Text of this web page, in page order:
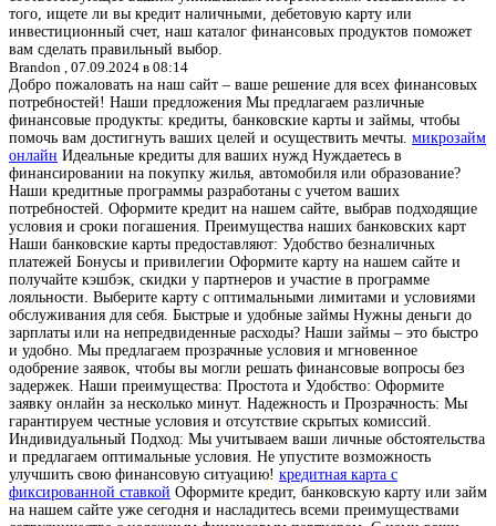
того, ищете ли вы кредит наличными, дебетовую карту или
инвестиционный счет, наш каталог финансовых продуктов поможет
вам сделать правильный выбор.
Brandon , 07.09.2024 в 08:14
Добро пожаловать на наш сайт – ваше решение для всех финансовых
потребностей! Наши предложения Мы предлагаем различные
финансовые продукты: кредиты, банковские карты и займы, чтобы
помочь вам достигнуть ваших целей и осуществить мечты. микрозайм
онлайн Идеальные кредиты для ваших нужд Нуждаетесь в
финансировании на покупку жилья, автомобиля или образование?
Наши кредитные программы разработаны с учетом ваших
потребностей. Оформите кредит на нашем сайте, выбрав подходящие
условия и сроки погашения. Преимущества наших банковских карт
Наши банковские карты предоставляют: Удобство безналичных
платежей Бонусы и привилегии Оформите карту на нашем сайте и
получайте кэшбэк, скидки у партнеров и участие в программе
лояльности. Выберите карту с оптимальными лимитами и условиями
обслуживания для себя. Быстрые и удобные займы Нужны деньги до
зарплаты или на непредвиденные расходы? Наши займы – это быстро
и удобно. Мы предлагаем прозрачные условия и мгновенное
одобрение заявок, чтобы вы могли решать финансовые вопросы без
задержек. Наши преимущества: Простота и Удобство: Оформите
заявку онлайн за несколько минут. Надежность и Прозрачность: Мы
гарантируем честные условия и отсутствие скрытых комиссий.
Индивидуальный Подход: Мы учитываем ваши личные обстоятельства
и предлагаем оптимальные условия. Не упустите возможность
улучшить свою финансовую ситуацию! кредитная карта с
фиксированной ставкой Оформите кредит, банковскую карту или займ
на нашем сайте уже сегодня и насладитесь всеми преимуществами